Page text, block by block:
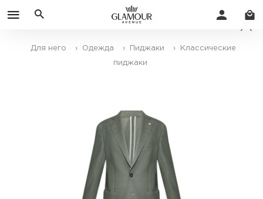
Для него › Одежда › Пиджаки › Классические
пиджаки